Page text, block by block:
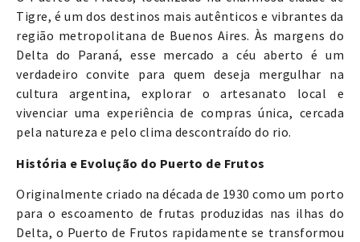
Tigre, é um dos destinos mais autênticos e vibrantes da
região metropolitana de Buenos Aires. Às margens do
Delta do Paraná, esse mercado a céu aberto é um
verdadeiro convite para quem deseja mergulhar na
cultura argentina, explorar o artesanato local e
vivenciar uma experiência de compras única, cercada
pela natureza e pelo clima descontraído do rio.
História e Evolução do Puerto de Frutos
Originalmente criado na década de 1930 como um porto
para o escoamento de frutas produzidas nas ilhas do
Delta, o Puerto de Frutos rapidamente se transformou